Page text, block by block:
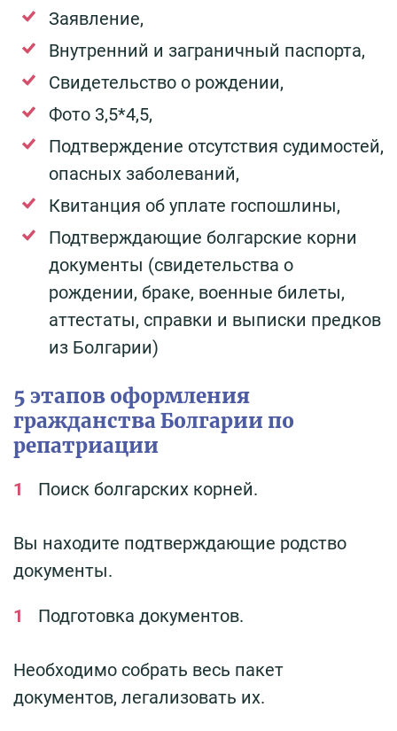
Заявление,
Внутренний и заграничный паспорта,
Свидетельство о рождении,
Фото 3,5*4,5,
Подтверждение отсутствия судимостей,
опасных заболеваний,
Квитанция об уплате госпошлины,
Подтверждающие болгарские корни
документы (свидетельства о
рождении, браке, военные билеты,
аттестаты, справки и выписки предков
из Болгарии)
5 этапов оформления
гражданства Болгарии по
репатриации
Поиск болгарских корней.
Вы находите подтверждающие родство
документы.
Подготовка документов.
Необходимо собрать весь пакет
документов, легализовать их.